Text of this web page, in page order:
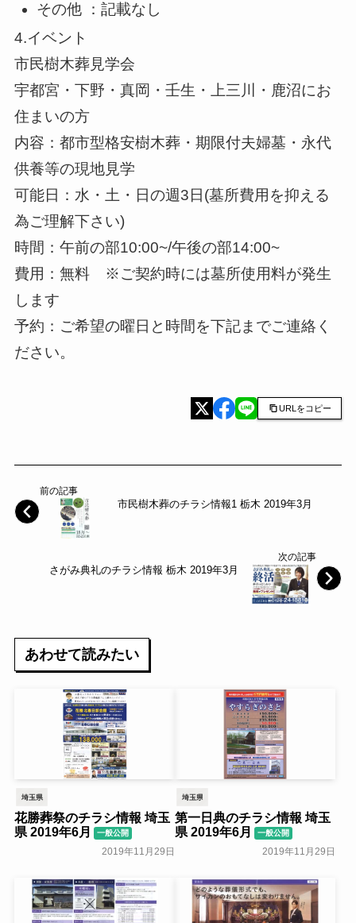
その他 ：記載なし
4.イベント
市民樹木葬見学会
宇都宮・下野・真岡・壬生・上三川・鹿沼にお
住まいの方
内容：都市型格安樹木葬・期限付夫婦墓・永代
供養等の現地見学
可能日：水・土・日の週3日(墓所費用を抑える
為ご理解下さい)
時間：午前の部10:00~/午後の部14:00~
費用：無料 ※ご契約時には墓所使用料が発生
します
予約：ご希望の曜日と時間を下記までご連絡く
ださい。
URLをコピー
前の記事
市民樹木葬のチラシ情報1 栃木 2019年3月
次の記事
さがみ典礼のチラシ情報 栃木 2019年3月
あわせて読みたい
埼玉県
花勝葬祭のチラシ情報 埼玉
県 2019年6月
一般公開
2019年11月29日
埼玉県
第一日典のチラシ情報 埼玉
県 2019年6月
一般公開
2019年11月29日